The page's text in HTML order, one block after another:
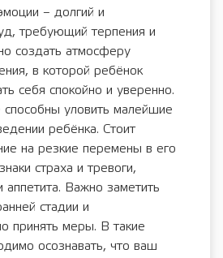
– долгий и
требующий терпения и
создать атмосферу
в которой ребёнок
себя спокойно и уверенно.
способны уловить малейшие
ребёнка. Стоит
на резкие перемены в его
страха и тревоги,
аппетита. Важно заметить
стадии и
принять меры. В такие
осознавать, что ваш